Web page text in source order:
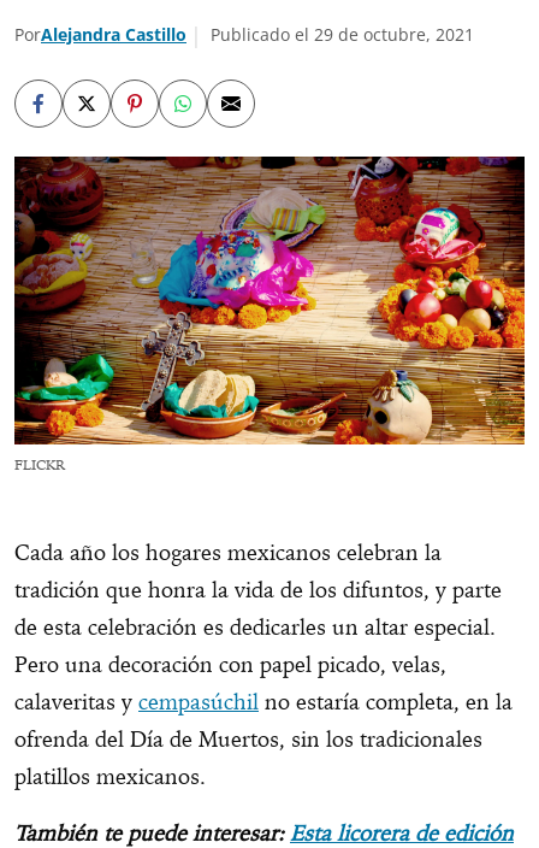
PorAlejandra Castillo Publicado el 29 de octubre, 2021
FLICKR
Cada año los hogares mexicanos celebran la
tradición que honra la vida de los difuntos, y parte
de esta celebración es dedicarles un altar especial.
Pero una decoración con papel picado, velas,
calaveritas y cempasúchil no estaría completa, en la
ofrenda del Día de Muertos, sin los tradicionales
platillos mexicanos.
También te puede interesar:Esta licorera de edición